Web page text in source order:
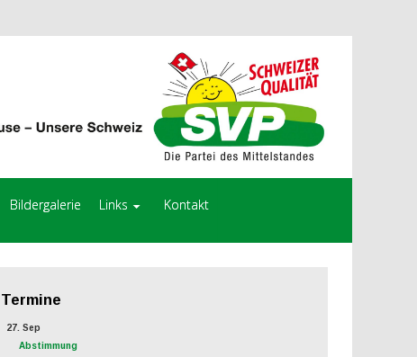
Bildergalerie Links Kontakt
Termine
27. Sep
Abstimmung